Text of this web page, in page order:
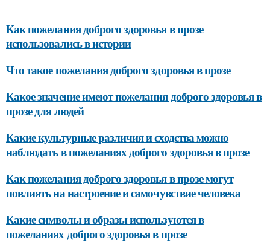
Как пожелания доброго здоровья в прозе
использовались в истории
Что такое пожелания доброго здоровья в прозе
Какое значение имеют пожелания доброго здоровья в
прозе для людей
Какие культурные различия и сходства можно
наблюдать в пожеланиях доброго здоровья в прозе
Как пожелания доброго здоровья в прозе могут
повлиять на настроение и самочувствие человека
Какие символы и образы используются в
пожеланиях доброго здоровья в прозе